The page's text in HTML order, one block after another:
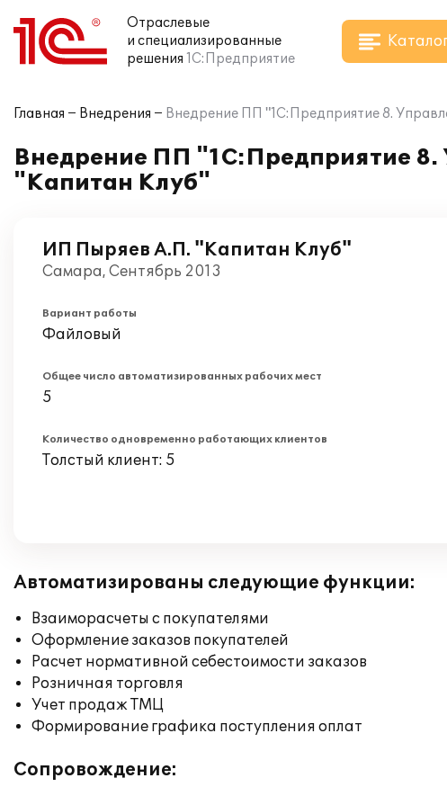
Отраслевые
и специализированные
решения 1С:Предприятие
Главная Внедрения Внедрение ПП "1С:Предприятие 8.
Внедрение ПП "1С:Предприятие
"Капитан Клуб"
ИП Пыряев А.П. "Капитан Клуб"
Самара, Сентябрь 2013
Вариант работы
Файловый
Общее число автоматизированных рабочих мест
5
Количество одновременно работающих клиентов
Толстый клиент: 5
Автоматизированы следующие функции:
Взаиморасчеты с покупателями
Оформление заказов покупателей
Расчет нормативной себестоимости заказов
Розничная торговля
Учет продаж ТМЦ
Формирование графика поступления оплат
Сопровождение: